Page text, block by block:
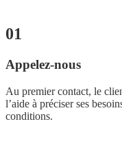
01
Appelez-nous
Au premier contact, le
l’aide à préciser ses
conditions.